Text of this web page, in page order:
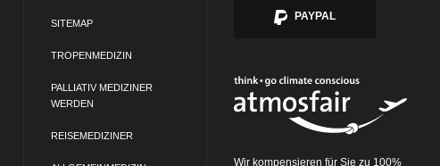
SITEMAP
TROPENMEDIZIN
PALLIATIV MEDIZINER
WERDEN
REISEMEDIZINER
PAYPAL
Wir kompensieren für Sie zu 100%